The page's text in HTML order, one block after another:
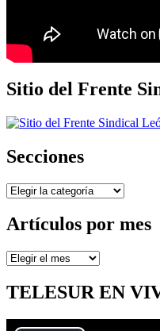
Sitio del Frente
Secciones
Secciones
Artículos por mes
Artículos
mes
TELESUR EN